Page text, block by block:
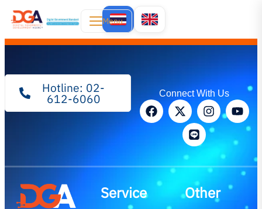
Menu
Hotline: 02-
612-6060 Connect With Us
Service Other